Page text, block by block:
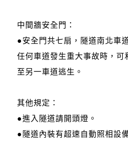
中間牆安全門：
●安全門共七扇，隧道南北車
任何車道發生重大事故時，可
至另一車道逃生。
其他規定：
●進入隧道請開頭燈。
●隧道內裝有超速自動照相設